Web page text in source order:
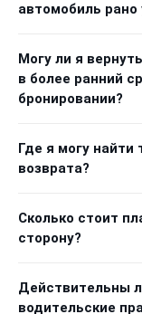
автомобиль
Могу ли я
в более ранний
бронировании?
Где я могу найти
возврата?
Сколько стоит
сторону?
Действительны
водительские